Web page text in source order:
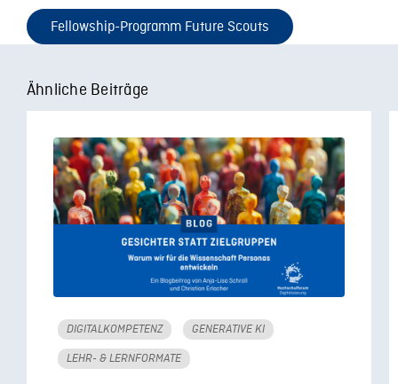
Fellowship-Programm Future Scouts
Ähnliche Beiträge
DIGITALKOMPETENZ GENERATIVE KI
LEHR- & LERNFORMATE